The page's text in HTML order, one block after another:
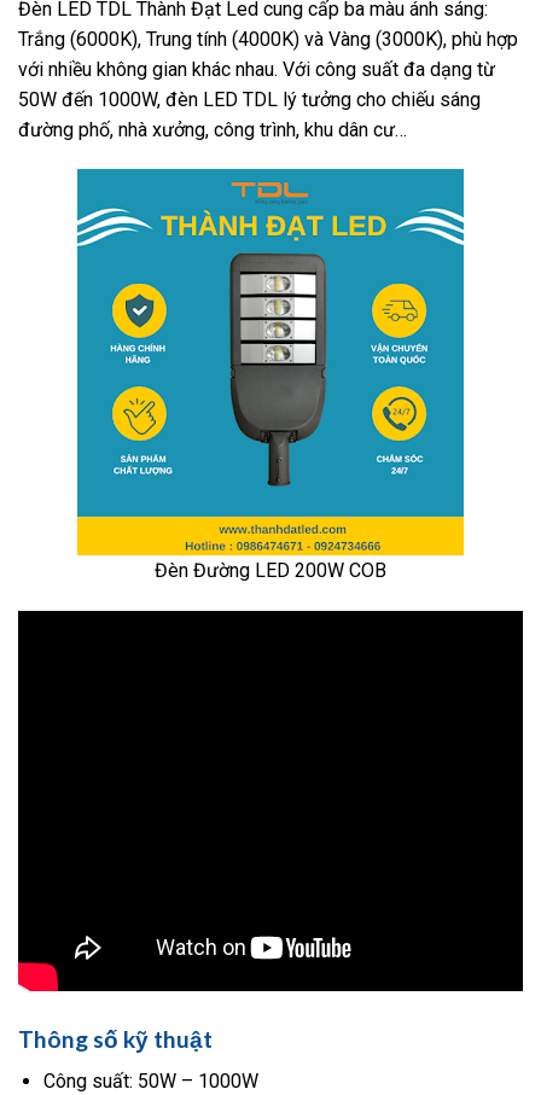
Đèn LED TDL Thành Đạt Led cung cấp ba màu ánh sáng:
Trắng (6000K), Trung tính (4000K) và Vàng (3000K), phù hợp
với nhiều không gian khác nhau. Với công suất đa dạng từ
50W đến 1000W, đèn LED TDL lý tưởng cho chiếu sáng
đường phố, nhà xưởng, công trình, khu dân cư…
Đèn Đường LED 200W COB
Thông số kỹ thuật
Công suất: 50W – 1000W